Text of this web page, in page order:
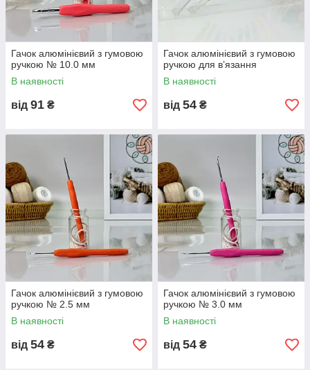
Гачок алюмінієвий з гумовою
ручкою № 10.0 мм
В наявності
від 91 ₴
Гачок алюмінієвий з гумовою
ручкою для в’язання
В наявності
від 54 ₴
Гачок алюмінієвий з гумовою
ручкою № 2.5 мм
В наявності
від 54 ₴
Гачок алюмінієвий з гумовою
ручкою № 3.0 мм
В наявності
від 54 ₴